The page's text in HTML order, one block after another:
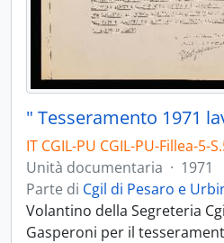
IT CGIL-PU CGIL-PU-Fillea-5-
Unità documentaria · 1971
Parte di Cgil di Pesaro e
Volantino della Segreteria
Gasperoni per il